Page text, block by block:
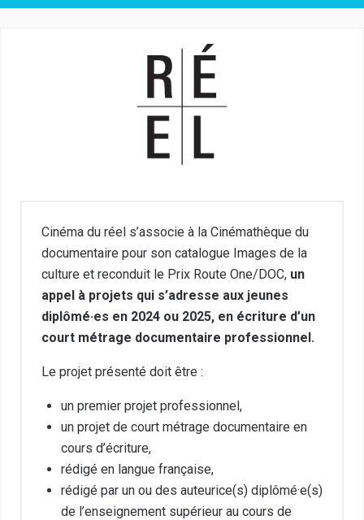
Cinéma du réel s’associe à la Cinémathèque du
documentaire pour son catalogue Images de la
culture et reconduit le Prix Route One/DOC, un
appel à projets qui s’adresse aux jeunes
diplômé·es en 2024 ou 2025, en écriture d’un
court métrage documentaire professionnel.
Le projet présenté doit être :
un premier projet professionnel,
un projet de court métrage documentaire en
cours d’écriture,
rédigé en langue française,
rédigé par un ou des auteurice(s) diplômé·e(s)
de l’enseignement supérieur au cours de